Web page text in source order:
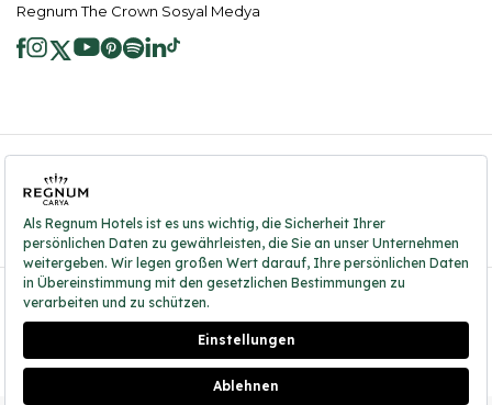
Regnum The Crown Sosyal Medya
2026 ® Regnum Hotels. Tüm hakları saklıdır.
Bilgi Toplumu Hizmetleri